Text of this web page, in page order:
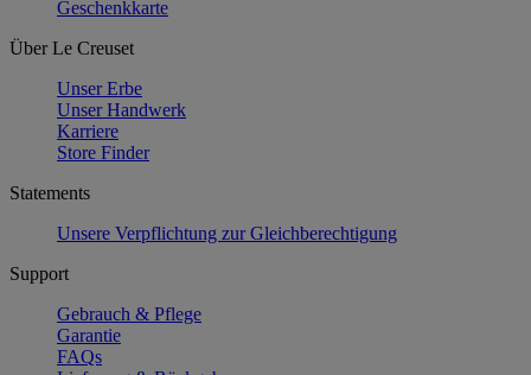
Geschenkkarte
Über Le Creuset
Unser Erbe
Unser Handwerk
Karriere
Store Finder
Statements
Unsere Verpflichtung zur Gleichberechtigung
Support
Gebrauch & Pflege
Garantie
FAQs